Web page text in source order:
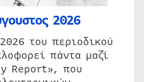
2026
του περιοδικού
πάντα μαζί
Report», που